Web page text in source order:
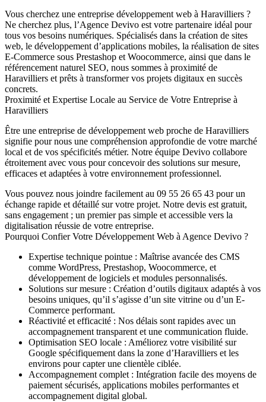
Vous cherchez une entreprise développement web à Haravilliers ?
Ne cherchez plus, l’Agence Devivo est votre partenaire idéal pour
tous vos besoins numériques. Spécialisés dans la création de sites
web, le développement d’applications mobiles, la réalisation de sites
E-Commerce sous Prestashop et Woocommerce, ainsi que dans le
référencement naturel SEO, nous sommes à proximité de
Haravilliers et prêts à transformer vos projets digitaux en succès
concrets.
Proximité et Expertise Locale au Service de Votre Entreprise à
Haravilliers
Être une entreprise de développement web proche de Haravilliers
signifie pour nous une compréhension approfondie de votre marché
local et de vos spécificités métier. Notre équipe Devivo collabore
étroitement avec vous pour concevoir des solutions sur mesure,
efficaces et adaptées à votre environnement professionnel.
Vous pouvez nous joindre facilement au 09 55 26 65 43 pour un
échange rapide et détaillé sur votre projet. Notre devis est gratuit,
sans engagement ; un premier pas simple et accessible vers la
digitalisation réussie de votre entreprise.
Pourquoi Confier Votre Développement Web à Agence Devivo ?
Expertise technique pointue : Maîtrise avancée des CMS
comme WordPress, Prestashop, Woocommerce, et
développement de logiciels et modules personnalisés.
Solutions sur mesure : Création d’outils digitaux adaptés à vos
besoins uniques, qu’il s’agisse d’un site vitrine ou d’un E-
Commerce performant.
Réactivité et efficacité : Nos délais sont rapides avec un
accompagnement transparent et une communication fluide.
Optimisation SEO locale : Améliorez votre visibilité sur
Google spécifiquement dans la zone d’Haravilliers et les
environs pour capter une clientèle ciblée.
Accompagnement complet : Intégration facile des moyens de
paiement sécurisés, applications mobiles performantes et
accompagnement digital global.